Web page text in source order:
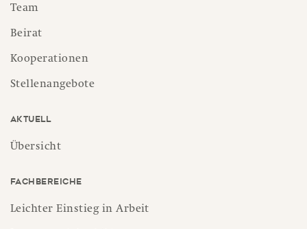
Team
Beirat
Kooperationen
Stellenangebote
Aktuell
Übersicht
Fachbereiche
Leichter Einstieg in Arbeit